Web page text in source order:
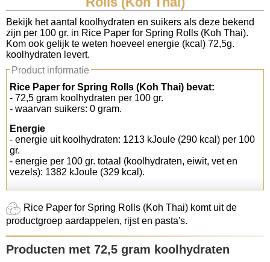
Koolhydraten tellen
Links
Bekijk het aantal koolhydraten en suikers als deze bekend
zijn per 100 gr. in Rice Paper for Spring Rolls (Koh Thai).
Kom ook gelijk te weten hoeveel energie (kcal) 72,5g.
koolhydraten levert.
Product informatie
Rice Paper for Spring Rolls (Koh Thai) bevat:
- 72,5 gram koolhydraten per 100 gr.
- waarvan suikers: 0 gram.
Energie
- energie uit koolhydraten: 1213 kJoule (290 kcal) per 100
gr.
- energie per 100 gr. totaal (koolhydraten, eiwit, vet en
vezels): 1382 kJoule (329 kcal).
Rice Paper for Spring Rolls (Koh Thai) komt uit de
productgroep aardappelen, rijst en pasta's.
Producten met 72,5 gram koolhydraten